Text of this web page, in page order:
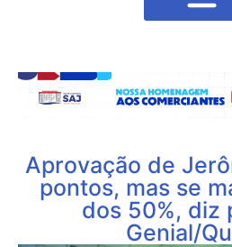
Aprovação de
pontos, mas se
dos 50%, diz
Genial/